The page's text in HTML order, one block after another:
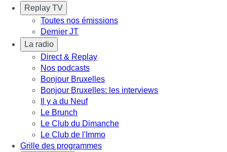
Replay TV
Toutes nos émissions
Dernier JT
La radio
Direct & Replay
Nos podcasts
Bonjour Bruxelles
Bonjour Bruxelles: les interviews
Il y a du Neuf
Le Brunch
Le Club du Dimanche
Le Club de l'Immo
Grille des programmes